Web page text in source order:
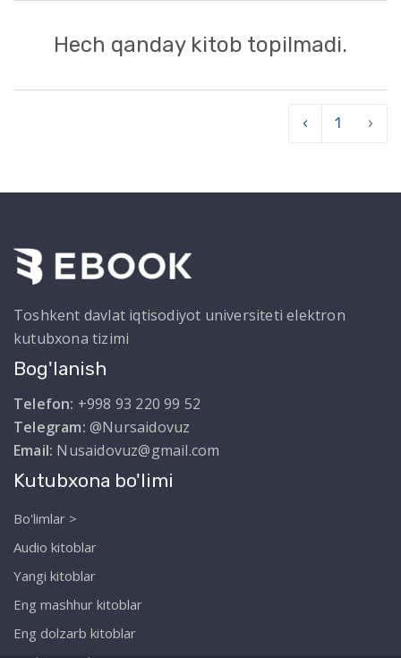
Hech qanday kitob topilmadi.
‹ 1 ›
Toshkent davlat iqtisodiyot universiteti elektron
kutubxona tizimi
Bog'lanish
Telefon: +998 93 220 99 52
Telegram: @Nursaidovuz
Email: Nusaidovuz@gmail.com
Kutubxona bo'limi
Bo'limlar >
Audio kitoblar
Yangi kitoblar
Eng mashhur kitoblar
Eng dolzarb kitoblar